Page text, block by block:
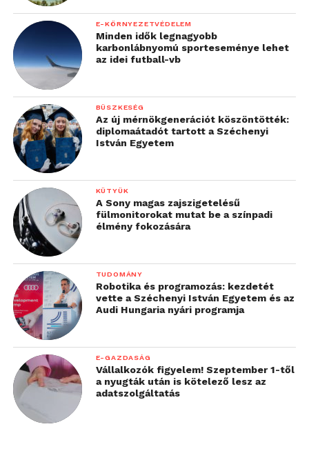
E-KÖRNYEZETVÉDELEM
Minden idők legnagyobb
karbonlábnyomú sporteseménye lehet
az idei futball-vb
BÜSZKESÉG
Az új mérnökgenerációt köszöntötték:
diplomaátadót tartott a Széchenyi
István Egyetem
KÜTYÜK
A Sony magas zajszigetelésű
fülmonitorokat mutat be a színpadi
élmény fokozására
TUDOMÁNY
Robotika és programozás: kezdetét
vette a Széchenyi István Egyetem és az
Audi Hungaria nyári programja
E-GAZDASÁG
Vállalkozók figyelem! Szeptember 1-től
a nyugták után is kötelező lesz az
adatszolgáltatás